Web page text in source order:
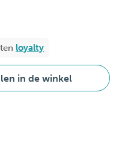
loyalty
in de winkel